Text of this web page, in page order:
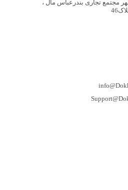
مجتمع تجاری بندرعباس مال ،